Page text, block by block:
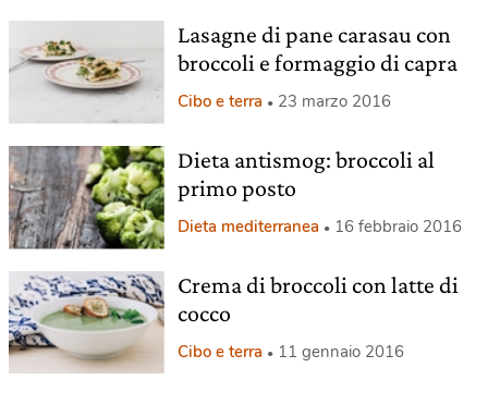
Lasagne di pane carasau con
broccoli e formaggio di capra
Cibo e terra 23 marzo 2016
Dieta antismog: broccoli al
primo posto
Dieta mediterranea 16 febbraio 2016
Crema di broccoli con latte di
cocco
Cibo e terra 11 gennaio 2016